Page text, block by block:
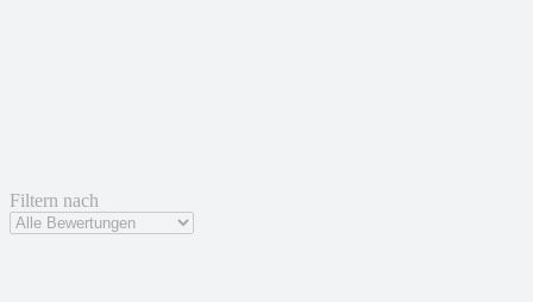
Filtern nach